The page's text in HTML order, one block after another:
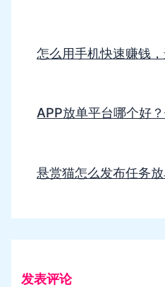
怎么用手机快速赚钱
APP放单平台哪个好
悬赏猫怎么发布任务放
发表评论